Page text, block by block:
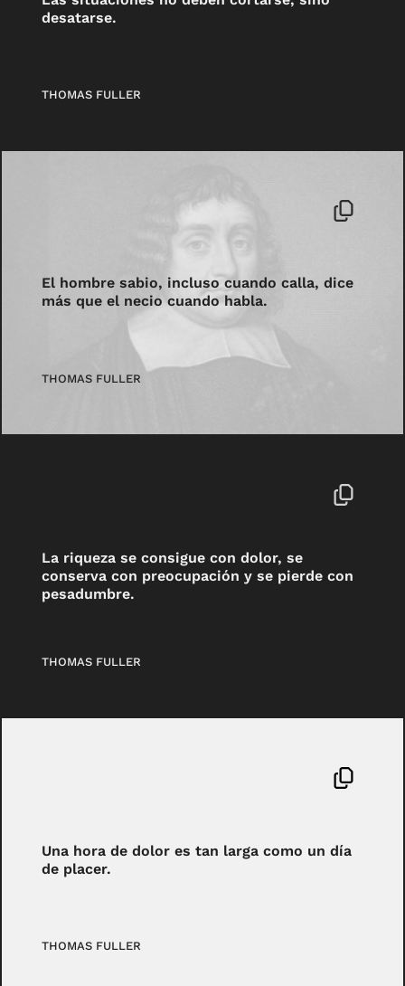
desatarse.
THOMAS FULLER
El hombre sabio, incluso cuando calla, dice
más que el necio cuando habla.
THOMAS FULLER
La riqueza se consigue con dolor, se
conserva con preocupación y se pierde con
pesadumbre.
THOMAS FULLER
Una hora de dolor es tan larga como un día
de placer.
THOMAS FULLER